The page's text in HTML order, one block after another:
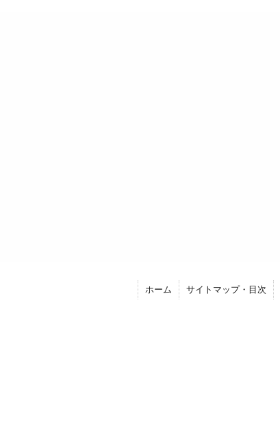
ホーム サイトマップ・目次